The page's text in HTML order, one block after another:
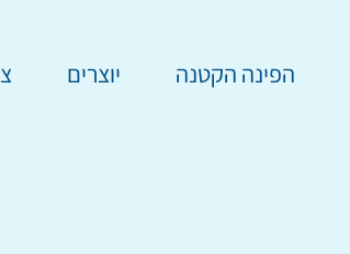
הפינה הקטנה יוצרים